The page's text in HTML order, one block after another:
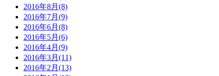
2016年8月(8)
2016年7月(9)
2016年6月(8)
2016年5月(6)
2016年4月(9)
2016年3月(11)
2016年2月(13)